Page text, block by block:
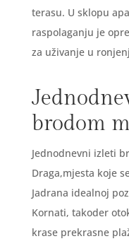
terasu. U sklopu
raspolaganju je
za uživanje u
brodom
Jednodnevni izleti
Draga,mjesta koje
Jadrana idealnoj
Kornati, takoder
krase prekrasne